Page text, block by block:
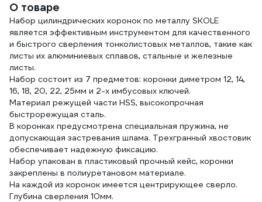
О товаре
Набор цилиндрических коронок по металлу SKOLE
является эффективным инструментом для качественного
и быстрого сверления тонколистовых металлов, такие как
листы их алюминиевых сплавов, стальные и железные
листы.
Набор состоит из 7 предметов: коронки диметром 12, 14,
16, 18, 20, 22, 25мм и 2-х имбусовых ключей.
Материал режущей части HSS, высокопрочная
быстрорежущая сталь.
В коронках предусмотрена специальная пружина, не
допускающая застревания шлама. Трехгранный хвостовик
обеспечивает надежную фиксацию.
Набор упакован в пластиковый прочный кейс, коронки
закреплены в полиуретановом материале.
На каждой из коронок имеется центрирующее сверло.
Глубина сверления 10мм.